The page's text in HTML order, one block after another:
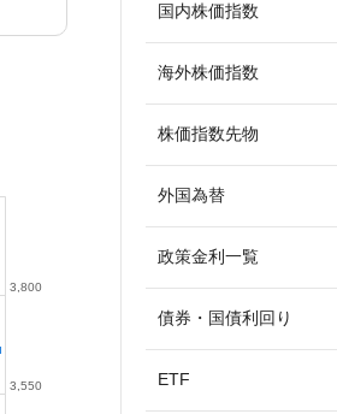
3,550
3,800
国内株価指数
海外株価指数
株価指数先物
外国為替
政策金利一覧
債券・国債利回り
ETF